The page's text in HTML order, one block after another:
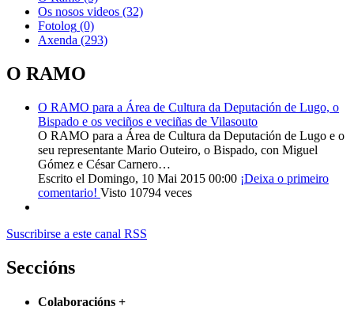
Os nosos videos (32)
Fotolog (0)
Axenda (293)
O RAMO
O RAMO para a Área de Cultura da Deputación de Lugo, o
Bispado e os veciños e veciñas de Vilasouto
O RAMO para a Área de Cultura da Deputación de Lugo e o
seu representante Mario Outeiro, o Bispado, con Miguel
Gómez e César Carnero…
Escrito el Domingo, 10 Mai 2015 00:00 ¡Deixa o primeiro
comentario! Visto 10794 veces
Suscribirse a este canal RSS
Seccións
Colaboracións +